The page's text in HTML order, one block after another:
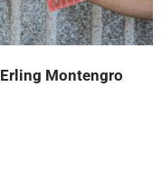
Erling Montengro